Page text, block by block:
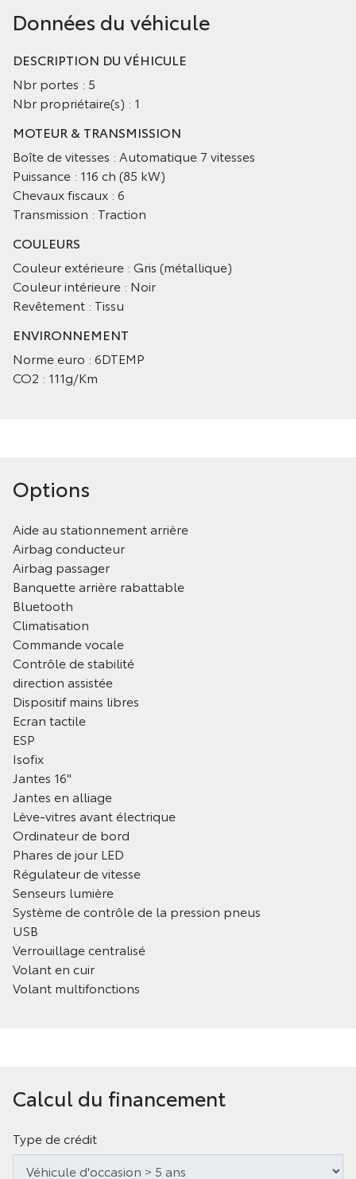
Données du véhicule
DESCRIPTION DU VÉHICULE
Nbr portes : 5
Nbr propriétaire(s) : 1
MOTEUR & TRANSMISSION
Boîte de vitesses : Automatique 7 vitesses
Puissance : 116 ch (85 kW)
Chevaux fiscaux : 6
Transmission : Traction
COULEURS
Couleur extérieure : Gris (métallique)
Couleur intérieure : Noir
Revêtement : Tissu
ENVIRONNEMENT
Norme euro : 6DTEMP
CO2 : 111g/Km
Options
Aide au stationnement arrière
Airbag conducteur
Airbag passager
Banquette arrière rabattable
Bluetooth
Climatisation
Commande vocale
Contrôle de stabilité
direction assistée
Dispositif mains libres
Ecran tactile
ESP
Isofix
Jantes 16"
Jantes en alliage
Lève-vitres avant électrique
Ordinateur de bord
Phares de jour LED
Régulateur de vitesse
Senseurs lumière
Système de contrôle de la pression pneus
USB
Verrouillage centralisé
Volant en cuir
Volant multifonctions
Calcul du financement
Type de crédit